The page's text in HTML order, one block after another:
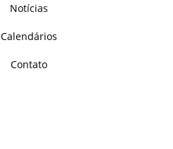
Notícias
Calendários
Contato